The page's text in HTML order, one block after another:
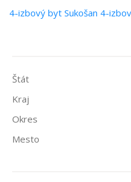
4-izbový byt Sukošan 4-
Štát
Kraj
Okres
Mesto